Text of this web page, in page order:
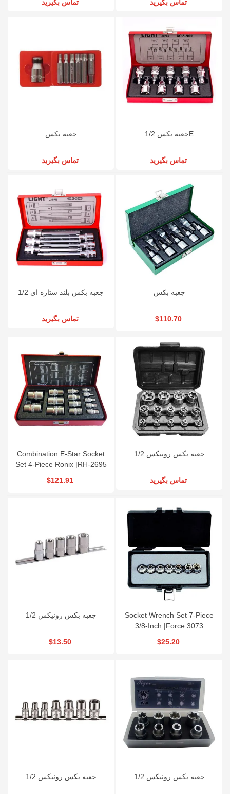
تماس بگیرید تماس بگیرید
جعبه بکس
تماس بگیرید
جعبه بکس 1/2E
تماس بگیرید
جعبه بکس بلند ستاره ای 1/2
تماس بگیرید
جعبه بکس
$110.70
Combination E-Star Socket
Set 4-Piece Ronix |RH-2695
$121.91
جعبه بکس رونیکس 1/2
تماس بگیرید
جعبه بکس رونیکس 1/2
$13.50
Socket Wrench Set 7-Piece
3/8-Inch |Force 3073
$25.20
جعبه بکس رونیکس 1/2 جعبه بکس رونیکس 1/2